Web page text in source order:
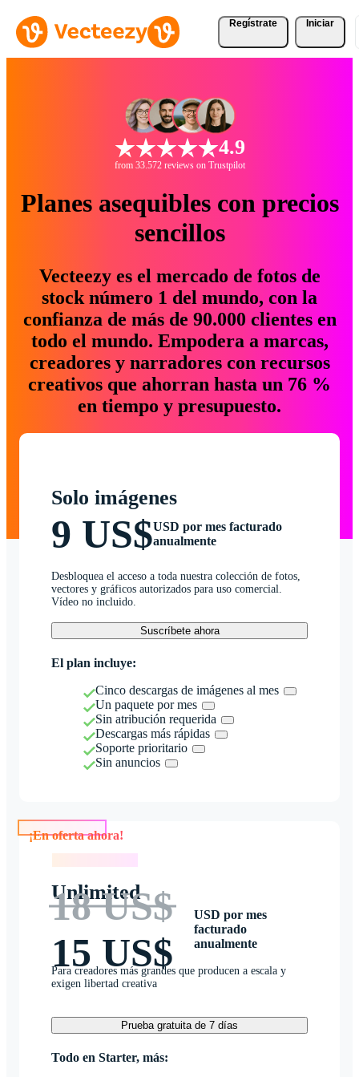
Regístrate Iniciar
4.9
from 33.572 reviews on Trustpilot
Planes asequibles con precios
sencillos
Vecteezy es el mercado de fotos de
stock número 1 del mundo, con la
confianza de más de 90.000 clientes en
todo el mundo. Empodera a marcas,
creadores y narradores con recursos
creativos que ahorran hasta un 76 %
en tiempo y presupuesto.
Solo imágenes
9 US$USD por mes facturado
anualmente
Desbloquea el acceso a toda nuestra colección de fotos,
vectores y gráficos autorizados para uso comercial.
Vídeo no incluido.
Suscríbete ahora
El plan incluye:
Cinco descargas de imágenes al mes
Un paquete por mes
Sin atribución requerida
Descargas más rápidas
Soporte prioritario
Sin anuncios
Unlimited
18 US$
15 US$
USD por mes
facturado
anualmente
Para creadores más grandes que producen a escala y
exigen libertad creativa
Prueba gratuita de 7 días
Todo en Starter, más: